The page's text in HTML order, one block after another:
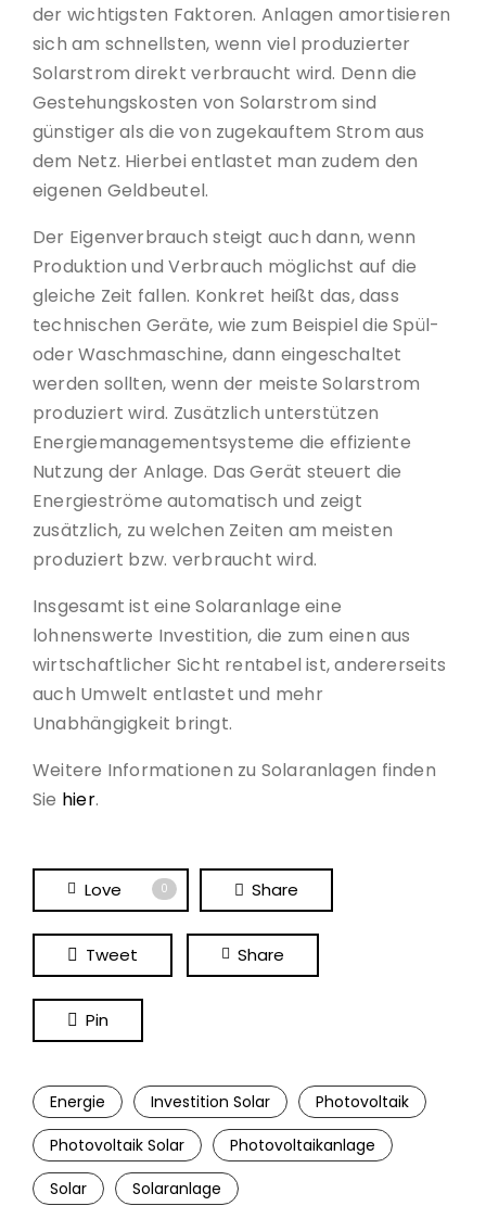
der wichtigsten Faktoren. Anlagen amortisieren
sich am schnellsten, wenn viel produzierter
Solarstrom direkt verbraucht wird. Denn die
Gestehungskosten von Solarstrom sind
günstiger als die von zugekauftem Strom aus
dem Netz. Hierbei entlastet man zudem den
eigenen Geldbeutel.
Der Eigenverbrauch steigt auch dann, wenn
Produktion und Verbrauch möglichst auf die
gleiche Zeit fallen. Konkret heißt das, dass
technischen Geräte, wie zum Beispiel die Spül-
oder Waschmaschine, dann eingeschaltet
werden sollten, wenn der meiste Solarstrom
produziert wird. Zusätzlich unterstützen
Energiemanagementsysteme die effiziente
Nutzung der Anlage. Das Gerät steuert die
Energieströme automatisch und zeigt
zusätzlich, zu welchen Zeiten am meisten
produziert bzw. verbraucht wird.
Insgesamt ist eine Solaranlage eine
lohnenswerte Investition, die zum einen aus
wirtschaftlicher Sicht rentabel ist, andererseits
auch Umwelt entlastet und mehr
Unabhängigkeit bringt.
Weitere Informationen zu Solaranlagen finden
Sie hier.
Love 0 Share
Tweet Share
Pin
Energie Investition Solar
Photovoltaik
Photovoltaik Solar
Photovoltaikanlage
Solar
Solaranlage